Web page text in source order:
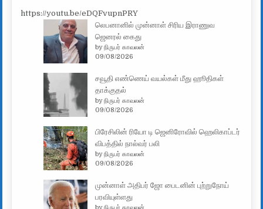
https://youtu.be/eDQFvupnPRY
லெபனானில் முன்னாள் சிரிய இராணுவ
ஜெனரல் கைது
by நிருபர் காவலன்
09/08/2026
சவூதி எண்ணெய் வயல்கள் மீது ஹூதிகள்
தாக்குதல்
by நிருபர் காவலன்
09/08/2026
பிரேசிலின் ரியோ டி ஜெனிரோவில் ஹெலிகாப்டர்
விபத்தில் நால்வர் பலி
by நிருபர் காவலன்
09/08/2026
முன்னாள் அதிபர் ஜோ பைடனின் புற்றுநோய்
பரவியுள்ளது
by நிருபர் காவலன்